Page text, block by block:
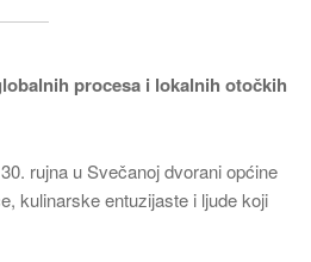
procesa i lokalnih otočkih
rujna u Svečanoj dvorani općine
kulinarske entuzijaste i ljude koji